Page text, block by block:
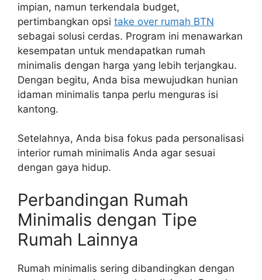
impian, namun terkendala budget,
pertimbangkan opsi take over rumah BTN
sebagai solusi cerdas. Program ini menawarkan
kesempatan untuk mendapatkan rumah
minimalis dengan harga yang lebih terjangkau.
Dengan begitu, Anda bisa mewujudkan hunian
idaman minimalis tanpa perlu menguras isi
kantong.
Setelahnya, Anda bisa fokus pada personalisasi
interior rumah minimalis Anda agar sesuai
dengan gaya hidup.
Perbandingan Rumah
Minimalis dengan Tipe
Rumah Lainnya
Rumah minimalis sering dibandingkan dengan